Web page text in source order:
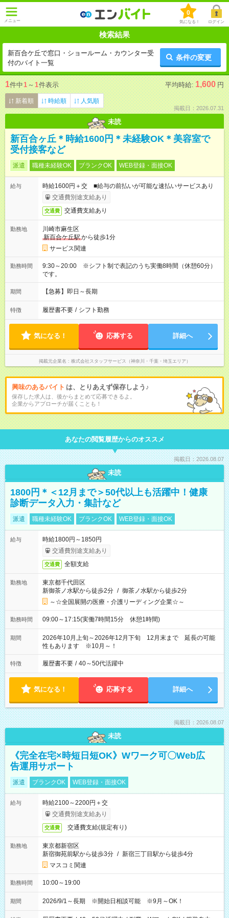
メニュー
0
気になる！ ログイン
検索結果
新百合ケ丘で窓口・ショールーム・カウンター受
付のバイト一覧
条件の変更
1件中1 ～ 1件表示 平均時給: 1,600 円
新着順 時給順 人気順
掲載日：2026.07.31
未読
新百合ヶ丘＊時給1600円＊未経験OK＊美容室で
受付接客など
派遣 職種未経験OK ブランクOK WEB登録・面接OK
給与
時給1600円＋交 ■給与の前払いが可能な速払いサービスあり
交通費別途支給あり
交通費 交通費支給あり
勤務地
川崎市麻生区
新百合ケ丘駅から徒歩1分
サービス関連
勤務時間
9:30～20:00 ※シフト制で表記のうち実働8時間（休憩60分）
です。
期間 【急募】即日～長期
特徴 履歴書不要 / シフト勤務
気になる！ 応募する 詳細へ
掲載元企業名 株式会社スタッフサービス（神奈川・千葉・埼玉エリア）
興味のあるバイト は、とりあえず保存しよう♪
保存した求人は、後からまとめて応募できるよ。
企業からアプローチが届くことも！
あなたの閲覧履歴からのオススメ
掲載日：2026.08.07
未読
1800円＊＜12月まで＞50代以上も活躍中！健康
診断データ入力・集計など
派遣 職種未経験OK ブランクOK WEB登録・面接OK
給与
時給1800円～1850円
交通費別途支給あり
交通費 全額支給
勤務地
東京都千代田区
新御茶ノ水駅から徒歩2分 / 御茶ノ水駅から徒歩2分
～☆全国展開の医療・介護リーディング企業☆～
勤務時間 09:00～17:15(実働7時間15分 休憩1時間)
期間
2026年10月上旬～2026年12月下旬 12月末まで 延長の可能
性もあります ※10月～！
特徴 履歴書不要 / 40～50代活躍中
気になる！ 応募する 詳細へ
掲載日：2026.08.07
未読
《完全在宅×時短日短OK》Wワーク可〇Web広
告運用サポート
派遣 ブランクOK WEB登録・面接OK
給与
時給2100～2200円＋交
交通費別途支給あり
交通費 交通費支給(規定有り)
勤務地
東京都新宿区
新宿御苑前駅から徒歩3分 / 新宿三丁目駅から徒歩4分
マスコミ関連
勤務時間 10:00～19:00
期間 2026/9/1～長期 ※開始日相談可能 ※9月～OK！